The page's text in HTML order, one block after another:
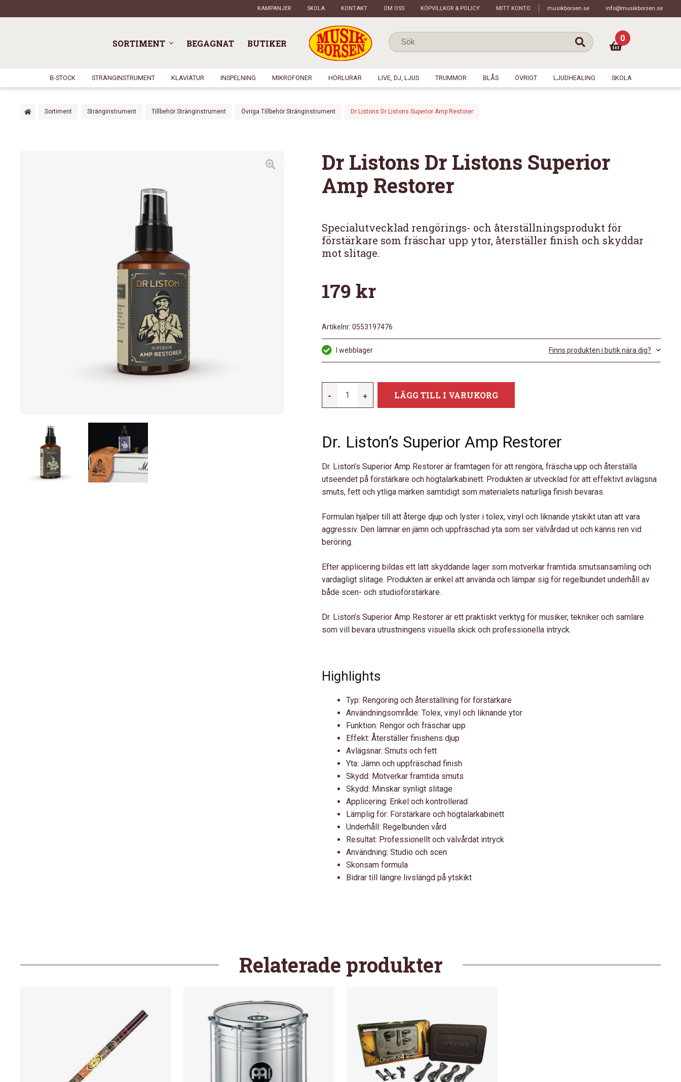
KAMPANJER SKOLA KONTAKT OM OSS KÖPVILLKOR & POLICY MITT KONTO musikborsen.se info@musikborsen.se
SORTIMENT BEGAGNAT BUTIKER 0
B-STOCK STRÄNGINSTRUMENT KLAVIATUR INSPELNING MIKROFONER HÖRLURAR LIVE, DJ, LJUS TRUMMOR BLÅS ÖVRIGT LJUDHEALING SKOLA
Sortiment Stränginstrument Tillbehör Stränginstrument Övriga Tillbehör Stränginstrument Dr Listons Dr Listons Superior Amp Restorer
Dr Listons Dr Listons Superior
Amp Restorer
Specialutvecklad rengörings- och återställningsprodukt för
förstärkare som fräschar upp ytor, återställer finish och skyddar
mot slitage.
179 kr
Artikelnr: 0553197476
I webblager Finns produkten i butik nära dig?
-
LISTONS
SUPERIOR
RESTORER
MÄNGD
+ LÄGG TILL I VARUKORG
Dr. Liston’s Superior Amp Restorer
Dr. Liston’s Superior Amp Restorer är framtagen för att rengöra, fräscha upp och återställa
utseendet på förstärkare och högtalarkabinett. Produkten är utvecklad för att effektivt avlägsna
smuts, fett och ytliga märken samtidigt som materialets naturliga finish bevaras.
Formulan hjälper till att återge djup och lyster i tolex, vinyl och liknande ytskikt utan att vara
aggressiv. Den lämnar en jämn och uppfräschad yta som ser välvårdad ut och känns ren vid
beröring.
Efter applicering bildas ett lätt skyddande lager som motverkar framtida smutsansamling och
vardagligt slitage. Produkten är enkel att använda och lämpar sig för regelbundet underhåll av
både scen- och studioförstärkare.
Dr. Liston’s Superior Amp Restorer är ett praktiskt verktyg för musiker, tekniker och samlare
som vill bevara utrustningens visuella skick och professionella intryck.
Highlights
Typ: Rengöring och återställning för förstärkare
Användningsområde: Tolex, vinyl och liknande ytor
Funktion: Rengör och fräschar upp
Effekt: Återställer finishens djup
Avlägsnar: Smuts och fett
Yta: Jämn och uppfräschad finish
Skydd: Motverkar framtida smuts
Skydd: Minskar synligt slitage
Applicering: Enkel och kontrollerad
Lämplig för: Förstärkare och högtalarkabinett
Underhåll: Regelbunden vård
Resultat: Professionellt och välvårdat intryck
Användning: Studio och scen
Skonsam formula
Bidrar till längre livslängd på ytskikt
Relaterade produkter